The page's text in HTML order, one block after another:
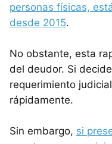
personas físicas,
desde 2015.
No obstante, esta
del deudor. Si
requerimiento
rápidamente.
Sin embargo, si